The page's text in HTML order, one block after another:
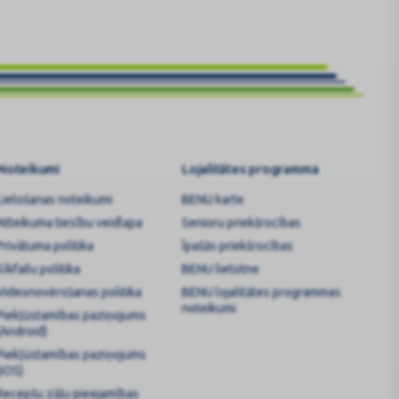
noteikumi
tiesību veidlapa
politika
politika
politika
paziņojums
paziņojums
zāļu pieejamības
Lojalitātes programma
BENU karte
Senioru priekšrocības
Īpašās priekšrocības
BENU lietotne
BENU lojalitātes programmas
noteikumi